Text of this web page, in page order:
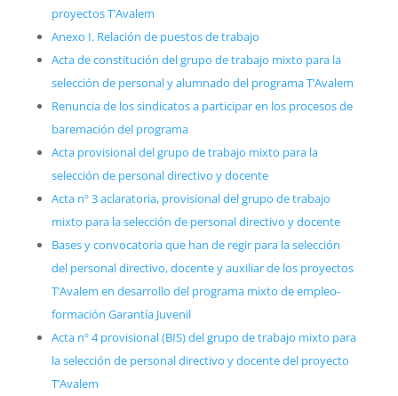
proyectos T’Avalem
Anexo I. Relación de puestos de trabajo
Acta de constitución del grupo de trabajo mixto para la
selección de personal y alumnado del programa T’Avalem
Renuncia de los sindicatos a participar en los procesos de
baremación del programa
Acta provisional del grupo de trabajo mixto para la
selección de personal directivo y docente
Acta nº 3 aclaratoria, provisional del grupo de trabajo
mixto para la selección de personal directivo y docente
Bases y convocatoria que han de regir para la selección
del personal directivo, docente y auxiliar de los proyectos
T’Avalem en desarrollo del programa mixto de empleo-
formación Garantía Juvenil
Acta nº 4 provisional (BIS) del grupo de trabajo mixto para
la selección de personal directivo y docente del proyecto
T’Avalem